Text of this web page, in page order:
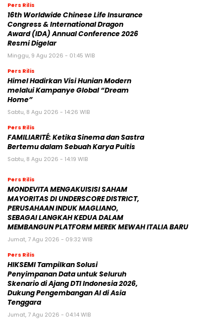
Pers Rilis
16th Worldwide Chinese Life Insurance
Congress & International Dragon
Award (IDA) Annual Conference 2026
Resmi Digelar
Minggu, 9 Agu 2026 - 01:45 WIB
Pers Rilis
Himel Hadirkan Visi Hunian Modern
melalui Kampanye Global “Dream
Home”
Sabtu, 8 Agu 2026 - 14:26 WIB
Pers Rilis
FAMILIARITÉ: Ketika Sinema dan Sastra
Bertemu dalam Sebuah Karya Puitis
Sabtu, 8 Agu 2026 - 14:19 WIB
Pers Rilis
MONDEVITA MENGAKUISISI SAHAM
MAYORITAS DI UNDERSCORE DISTRICT,
PERUSAHAAN INDUK MAGLIANO,
SEBAGAI LANGKAH KEDUA DALAM
MEMBANGUN PLATFORM MEREK MEWAH ITALIA BARU
Jumat, 7 Agu 2026 - 09:32 WIB
Pers Rilis
HIKSEMI Tampilkan Solusi
Penyimpanan Data untuk Seluruh
Skenario di Ajang DTI Indonesia 2026,
Dukung Pengembangan AI di Asia
Tenggara
Jumat, 7 Agu 2026 - 04:14 WIB